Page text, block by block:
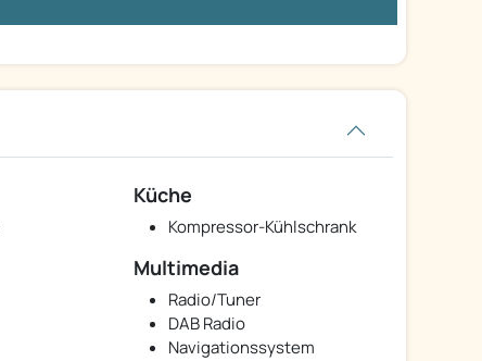
Küche
Kompressor-Kühlschrank
Multimedia
Radio/Tuner
DAB Radio
Navigationssystem